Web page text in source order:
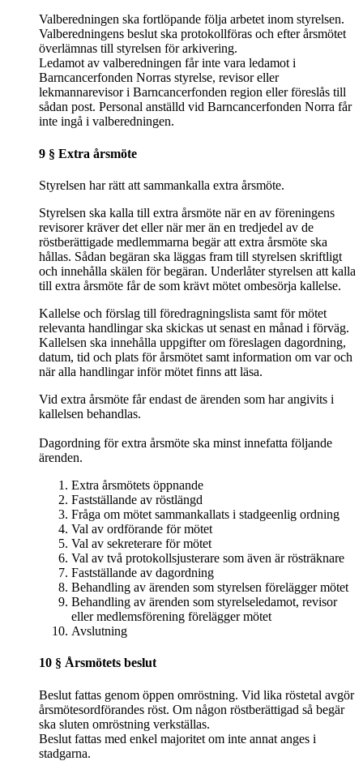
Valberedningen ska fortlöpande följa arbetet inom styrelsen.
Valberedningens beslut ska protokollföras och efter årsmötet
överlämnas till styrelsen för arkivering.
Ledamot av valberedningen får inte vara ledamot i
Barncancerfonden Norras styrelse, revisor eller
lekmannarevisor i Barncancerfonden region eller föreslås till
sådan post. Personal anställd vid Barncancerfonden Norra får
inte ingå i valberedningen.
9 § Extra årsmöte
Styrelsen har rätt att sammankalla extra årsmöte.
Styrelsen ska kalla till extra årsmöte när en av föreningens
revisorer kräver det eller när mer än en tredjedel av de
röstberättigade medlemmarna begär att extra årsmöte ska
hållas. Sådan begäran ska läggas fram till styrelsen skriftligt
och innehålla skälen för begäran. Underlåter styrelsen att kalla
till extra årsmöte får de som krävt mötet ombesörja kallelse.
Kallelse och förslag till föredragningslista samt för mötet
relevanta handlingar ska skickas ut senast en månad i förväg.
Kallelsen ska innehålla uppgifter om föreslagen dagordning,
datum, tid och plats för årsmötet samt information om var och
när alla handlingar inför mötet finns att läsa.
Vid extra årsmöte får endast de ärenden som har angivits i
kallelsen behandlas.
Dagordning för extra årsmöte ska minst innefatta följande
ärenden.
Extra årsmötets öppnande
Fastställande av röstlängd
Fråga om mötet sammankallats i stadgeenlig ordning
Val av ordförande för mötet
Val av sekreterare för mötet
Val av två protokollsjusterare som även är rösträknare
Fastställande av dagordning
Behandling av ärenden som styrelsen förelägger mötet
Behandling av ärenden som styrelseledamot, revisor
eller medlemsförening förelägger mötet
Avslutning
10 § Årsmötets beslut
Beslut fattas genom öppen omröstning. Vid lika röstetal avgör
årsmötesordförandes röst. Om någon röstberättigad så begär
ska sluten omröstning verkställas.
Beslut fattas med enkel majoritet om inte annat anges i
stadgarna.